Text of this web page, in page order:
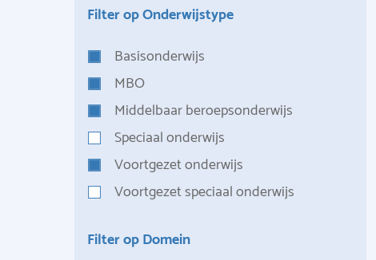
Filter op Onderwijstype
Basisonderwijs
MBO
Middelbaar beroepsonderwijs
Speciaal onderwijs
Voortgezet onderwijs
Voortgezet speciaal onderwijs
Filter op Domein